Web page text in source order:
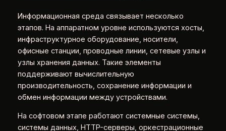
Информационная среда связывает несколько
этапов. На аппаратном уровне используются хосты,
инфраструктурное оборудование, носители,
офисные станции, проводные линии, сетевые узлы и
узлы хранения данных. Такие элементы
поддерживают вычислительную
производительность, сохранение информации и
обмен информации между устройствами.
На софтовом этапе работают системные системы,
системы данных, HTTP-серверы, оркестрационные